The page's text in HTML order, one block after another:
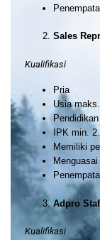
Sales
Kualifikasi
Pria
Usia
IPK min.
Memiliki
Adpro
Kualifikasi